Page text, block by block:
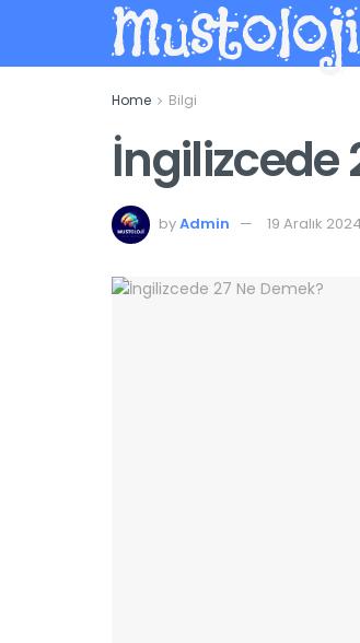
Mustoloji
Home Bilgi
İngilizcede
byAdmin 19 Aralık 2024